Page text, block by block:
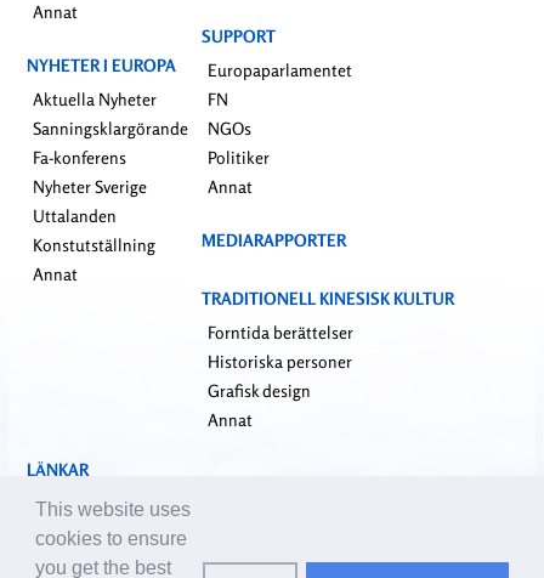
Annat
NYHETER I EUROPA
Aktuella Nyheter
Sanningsklargörande
Fa-konferens
Nyheter Sverige
Uttalanden
Konstutställning
Annat
SUPPORT
Europaparlamentet
FN
NGOs
Politiker
Annat
MEDIARAPPORTER
TRADITIONELL KINESISK KULTUR
Forntida berättelser
Historiska personer
Grafisk design
Annat
LÄNKAR
falundafa.org
faluninfo.net
minghui.org
This website uses
cookies to ensure
you get the best